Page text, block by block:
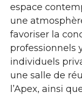
espace
une
favoriser la
professionnels
individuels
une salle de
l’Apex, ainsi